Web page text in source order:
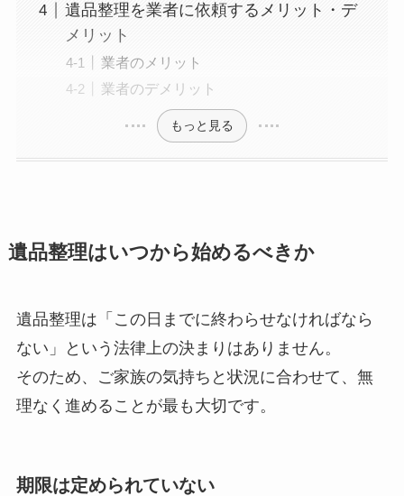
遺品整理を業者に依頼するメリット・デ
メリット
業者のメリット
業者のデメリット
もっと見る
遺品整理はいつから始めるべきか
遺品整理は「この日までに終わらせなければなら
ない」という法律上の決まりはありません。
そのため、ご家族の気持ちと状況に合わせて、無
理なく進めることが最も大切です。
期限は定められていない